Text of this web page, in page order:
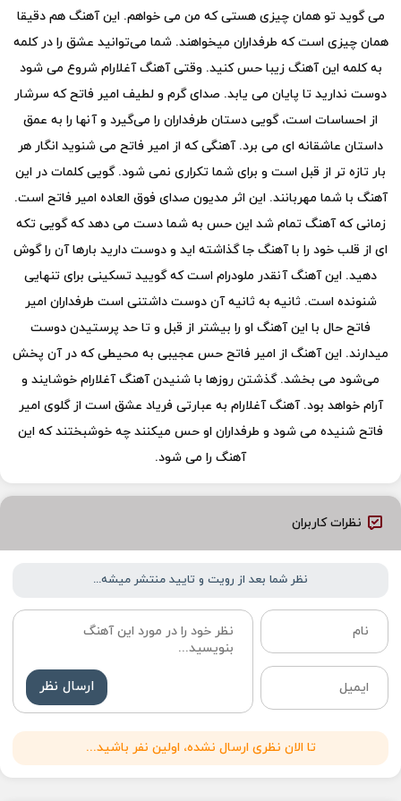
می گوید تو همان چیزی هستی که من می خواهم. این آهنگ هم دقیقا
همان چیزی است که طرفداران میخواهند. شما می‌توانید عشق را در کلمه
به کلمه این آهنگ زیبا حس کنید. وقتی آهنگ آغلارام شروع می شود
دوست ندارید تا پایان می یابد. صدای گرم و لطیف امیر فاتح که سرشار
از احساسات است، گویی دستان طرفداران را می‌گیرد و آنها را به عمق
داستان عاشقانه ای می برد. آهنگی که از امیر فاتح می شنوید انگار هر
بار تازه تر از قبل است و برای شما تکراری نمی شود. گویی کلمات در این
آهنگ با شما مهربانند. این اثر مدیون صدای فوق العاده امیر فاتح است.
زمانی که آهنگ تمام شد این حس به شما دست می دهد که گویی تکه
ای از قلب خود را با آهنگ جا گذاشته اید و دوست دارید بارها آن را گوش
دهید. این آهنگ آنقدر ملودرام است که گویید تسکینی برای تنهایی
شنونده است. ثانیه به ثانیه آن دوست داشتنی است طرفداران امیر
فاتح حال با این آهنگ او را بیشتر از قبل و تا حد پرستیدن دوست
میدارند. این آهنگ از امیر فاتح حس عجیبی به محیطی که در آن پخش
می‌شود می بخشد. گذشتن روزها با شنیدن آهنگ آغلارام خوشایند و
آرام خواهد بود. آهنگ آغلارام به عبارتی فریاد عشق است از گلوی امیر
فاتح شنیده می شود و طرفداران او حس میکنند چه خوشبختند که این
آهنگ را می شود.
نظرات کاربران
نظر شما بعد از رویت و تایید منتشر میشه...
ارسال نظر
تا الان نظری ارسال نشده، اولین نفر باشید...